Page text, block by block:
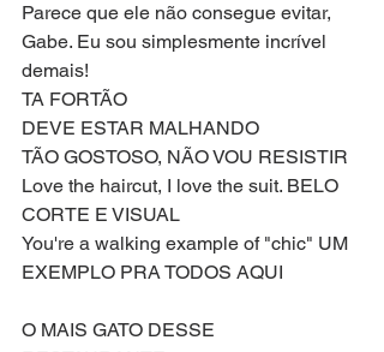
Parece que ele não consegue evitar,
Gabe. Eu sou simplesmente incrível
demais!
TA FORTÃO
DEVE ESTAR MALHANDO
TÃO GOSTOSO, NÃO VOU RESISTIR
Love the haircut, I love the suit. BELO
CORTE E VISUAL
You're a walking example of "chic" UM
EXEMPLO PRA TODOS AQUI
O MAIS GATO DESSE